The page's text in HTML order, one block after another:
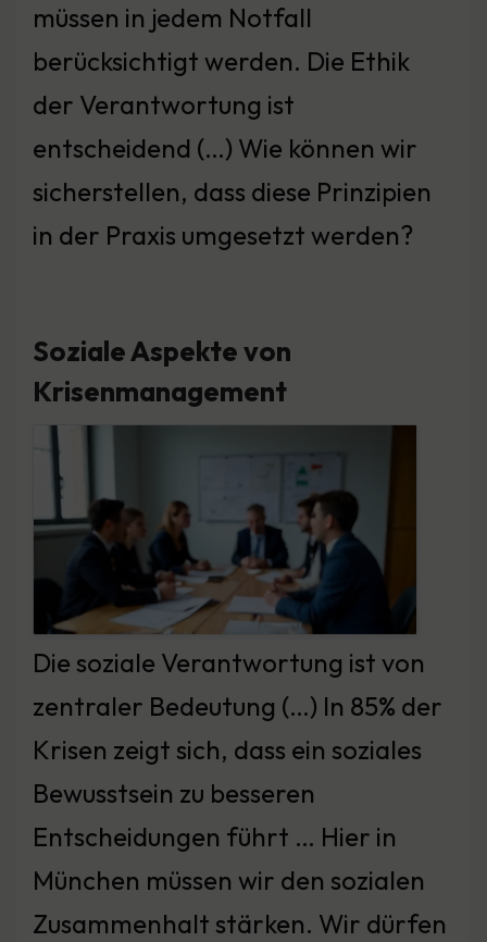
müssen in jedem Notfall
berücksichtigt werden. Die Ethik
der Verantwortung ist
entscheidend (…) Wie können wir
sicherstellen, dass diese Prinzipien
in der Praxis umgesetzt werden?
Soziale Aspekte von
Krisenmanagement
Die soziale Verantwortung ist von
zentraler Bedeutung (…) In 85% der
Krisen zeigt sich, dass ein soziales
Bewusstsein zu besseren
Entscheidungen führt … Hier in
München müssen wir den sozialen
Zusammenhalt stärken. Wir dürfen